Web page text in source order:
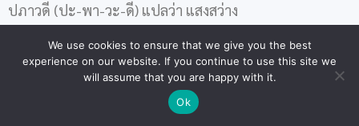
ปภาวดี (ปะ-พา-วะ-ดี) แปลว่า แสงสว่าง
ฝนสุดา (ฝน-สุ-ดา) แปลว่า หญิงสาวที่มาช่วงฝนตก
พรทิพา (พอน-ทิ-พา) แปลว่า กลางวันอันประเสริฐ
We use cookies to ensure that we give you the best
experience on our website. If you continue to use this site we
will assume that you are happy with it.
Ok